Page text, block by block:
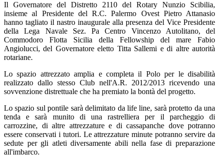
Il Governatore del Distretto 2110 del Rotary Nunzio Scibilia,
insieme al Presidente del R.C. Palermo Ovest Pietro Attanasio
hanno tagliato il nastro inaugurale alla presenza del Vice Presidente
della Lega Navale Sez. Pa Centro Vincenzo Autolitano, del
Commodoro Flotta Sicilia della Fellowship del mare Fabio
Angiolucci, del Governatore eletto Titta Sallemi e di altre autorità
rotariane.
Lo spazio attrezzato amplia e completa il Polo per le disabilità
realizzato dallo stesso Club nell'A.R. 2012/2013 ricevendo una
sovvenzione distrettuale che ha premiato la bontà del progetto.
Lo spazio sul pontile sarà delimitato da life line, sarà protetto da una
tenda e sarà munito di una rastrelliera per il parcheggio di
carrozzine, di altre attrezzature e di cassapanche dove potranno
essere conservati i tutori. Le attrezzature minute potranno servire da
sedute per gli atleti diversamente abili nella fase di preparazione
all'imbarco.